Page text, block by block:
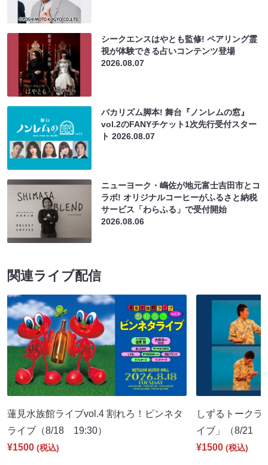
シークエンスはやとも監修! ペアリング霊
視が体験できる占いコンテンツ登場
2026.08.07
バカリズム脚本! 舞台『ノンレムの窓』
vol.2のFANYチケット1次先行受付スター
ト2026.08.07
ニューヨーク・嶋佐が地元富士吉田市とコ
ラボ! オリジナルコーヒーがふるさと納税
サービス「わらふる」で受付開始
2026.08.06
関連ライブ配信
蓮見水族館ライブvol.4 割れろ！ビンネタ
ライブ（8/18 19:30）
¥1500 (税込)
しずるトークラ
イブ」（8/21
¥1500 (税込)